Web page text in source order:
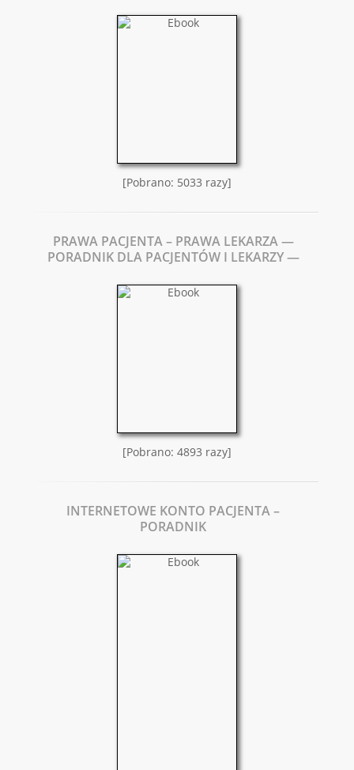
[Pobrano: 5033 razy]
PRAWA PACJENTA – PRAWA LEKARZA —
PORADNIK DLA PACJENTÓW I LEKARZY —
[Pobrano: 4893 razy]
INTERNETOWE KONTO PACJENTA –
PORADNIK